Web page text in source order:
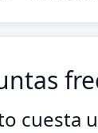
cuesta